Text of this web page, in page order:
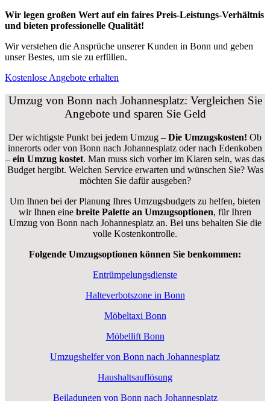
Wir legen großen Wert auf ein faires Preis-Leistungs-Verhältnis
und bieten professionelle Qualität!
Wir verstehen die Ansprüche unserer Kunden in Bonn und geben
unser Bestes, um sie zu erfüllen.
Kostenlose Angebote erhalten
Umzug von Bonn nach Johannesplatz: Vergleichen Sie
Angebote und sparen Sie Geld
Der wichtigste Punkt bei jedem Umzug – Die Umzugskosten! Ob
innerorts oder von Bonn nach Johannesplatz oder nach Edenkoben
– ein Umzug kostet. Man muss sich vorher im Klaren sein, was das
Budget hergibt. Welchen Service erwarten und wünschen Sie? Was
möchten Sie dafür ausgeben?
Um Ihnen bei der Planung Ihres Umzugsbudgets zu helfen, bieten
wir Ihnen eine breite Palette an Umzugsoptionen, für Ihren
Umzug von Bonn nach Johannesplatz an. Bei uns behalten Sie die
volle Kostenkontrolle.
Folgende Umzugsoptionen können Sie benkommen:
Entrümpelungsdienste
Halteverbotszone in Bonn
Möbeltaxi Bonn
Möbellift Bonn
Umzugshelfer von Bonn nach Johannesplatz
Haushaltsauflösung
Beiladungen von Bonn nach Johannesplatz